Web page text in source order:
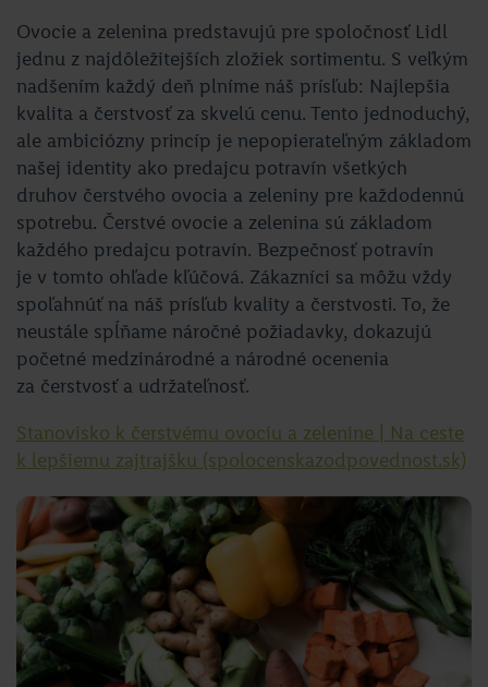
Ovocie a zelenina predstavujú pre spoločnosť Lidl
jednu z najdôležitejších zložiek sortimentu. S veľkým
nadšením každý deň plníme náš prísľub: Najlepšia
kvalita a čerstvosť za skvelú cenu. Tento jednoduchý,
ale ambiciózny princíp je nepopierateľným základom
našej identity ako predajcu potravín všetkých
druhov čerstvého ovocia a zeleniny pre každodennú
spotrebu. Čerstvé ovocie a zelenina sú základom
každého predajcu potravín. Bezpečnosť potravín
je v tomto ohľade kľúčová. Zákazníci sa môžu vždy
spoľahnúť na náš prísľub kvality a čerstvosti. To, že
neustále spĺňame náročné požiadavky, dokazujú
početné medzinárodné a národné ocenenia
za čerstvosť a udržateľnosť.
Stanovisko k čerstvému ovociu a zelenine | Na ceste
k lepšiemu zajtrajšku (spolocenskazodpovednost.sk)